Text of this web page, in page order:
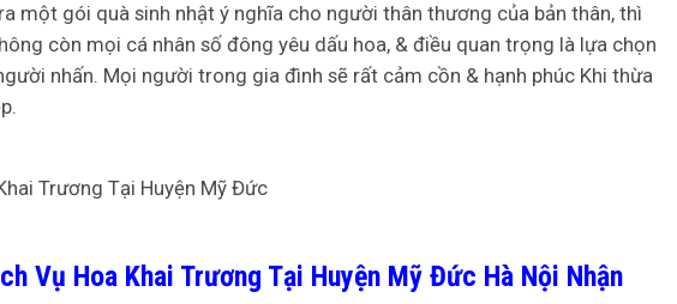
một gói quà sinh nhật ý nghĩa cho người thân thương của bản thân, thì
còn mọi cá nhân số đông yêu dấu hoa, & điều quan trọng là lựa chọn
nhấn. Mọi người trong gia đình sẽ rất cảm cồn & hạnh phúc Khi thừa
Vụ Hoa Khai Trương Tại Huyện Mỹ Đức Hà Nội Nhận